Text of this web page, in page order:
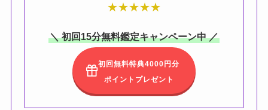
★★★★★
＼ 初回15分無料鑑定キャンペーン中 ／
初回無料特典4000円分
ポイントプレゼント